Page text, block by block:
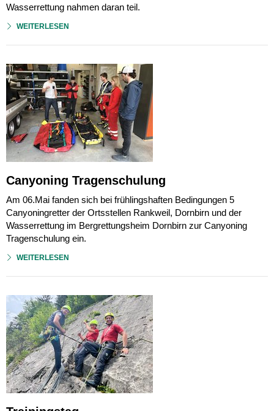
Wasserrettung nahmen daran teil.
WEITERLESEN
Canyoning Tragenschulung
Am 06.Mai fanden sich bei frühlingshaften Bedingungen 5
Canyoningretter der Ortsstellen Rankweil, Dornbirn und der
Wasserrettung im Bergrettungsheim Dornbirn zur Canyoning
Tragenschulung ein.
WEITERLESEN